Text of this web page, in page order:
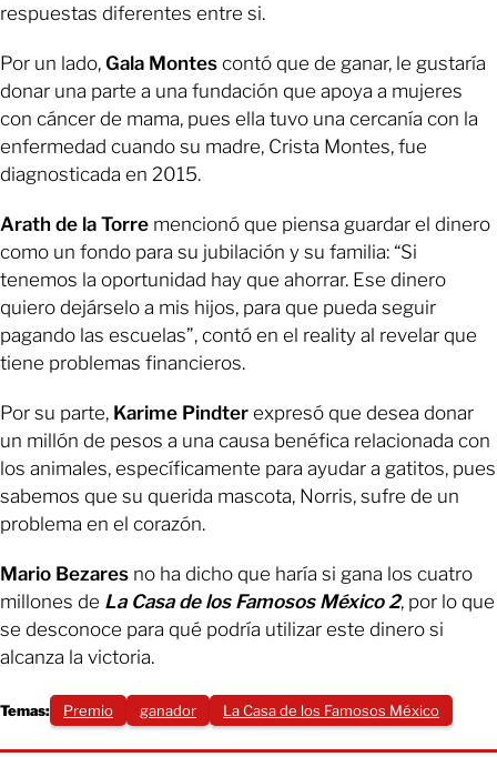
respuestas diferentes entre si.
Por un lado, Gala Montes contó que de ganar, le gustaría
donar una parte a una fundación que apoya a mujeres
con cáncer de mama, pues ella tuvo una cercanía con la
enfermedad cuando su madre, Crista Montes, fue
diagnosticada en 2015.
Arath de la Torre mencionó que piensa guardar el dinero
como un fondo para su jubilación y su familia: “Si
tenemos la oportunidad hay que ahorrar. Ese dinero
quiero dejárselo a mis hijos, para que pueda seguir
pagando las escuelas”, contó en el reality al revelar que
tiene problemas financieros.
Por su parte, Karime Pindter expresó que desea donar
un millón de pesos a una causa benéfica relacionada con
los animales, específicamente para ayudar a gatitos, pues
sabemos que su querida mascota, Norris, sufre de un
problema en el corazón.
Mario Bezares no ha dicho que haría si gana los cuatro
millones de La Casa de los Famosos México 2, por lo que
se desconoce para qué podría utilizar este dinero si
alcanza la victoria.
Temas: Premio ganador La Casa de los Famosos México